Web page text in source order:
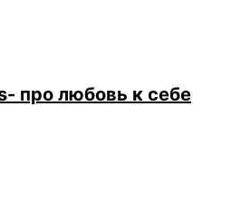
про любовь к себе